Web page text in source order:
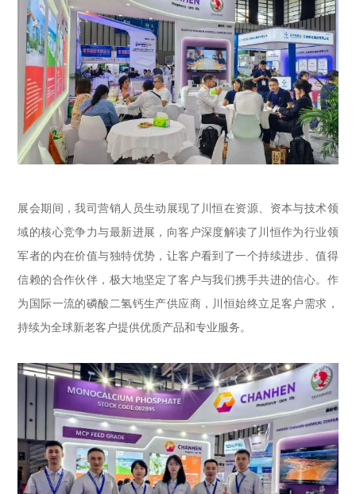
展会期间，我司营销人员生动展现了川恒在资源、资本与技术领
域的核心竞争力与最新进展，向客户深度解读了川恒作为行业领
军者的内在价值与独特优势，让客户看到了一个持续进步、值得
信赖的合作伙伴，极大地坚定了客户与我们携手共进的信心。作
为国际一流的磷酸二氢钙生产供应商，川恒始终立足客户需求，
持续为全球新老客户提供优质产品和专业服务。